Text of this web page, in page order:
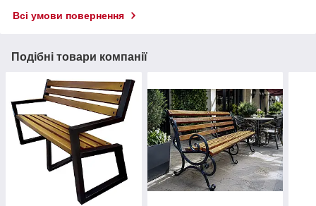
Всі умови повернення
Подібні товари компанії